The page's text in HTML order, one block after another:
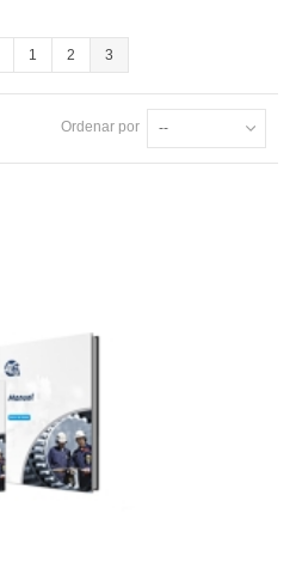
1 2 3
Ordenar por --